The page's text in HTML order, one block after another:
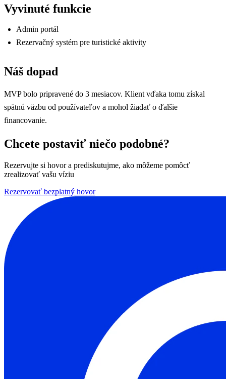
Vyvinuté funkcie
Admin portál
Rezervačný systém pre turistické aktivity
Náš dopad
MVP bolo pripravené do 3 mesiacov. Klient vďaka tomu získal
spätnú väzbu od používateľov a mohol žiadať o ďalšie
financovanie.
Chcete postaviť niečo podobné?
Rezervujte si hovor a prediskutujme, ako môžeme pomôcť
zrealizovať vašu víziu
Rezervovať bezplatný hovor